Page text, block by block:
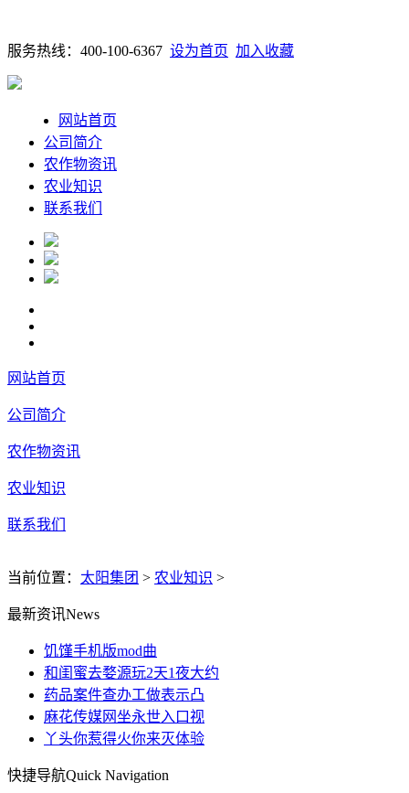
服务热线：400-100-6367 设为首页 加入收藏
网站首页
公司简介
农作物资讯
农业知识
联系我们
网站首页
公司简介
农作物资讯
农业知识
联系我们
当前位置： 太阳集团 > 农业知识 >
最新资讯News
饥馑手机版mod曲
和闺蜜去婺源玩2天1夜大约
药品案件查办工做表示凸
麻花传媒网坐永世入口视
丫头你惹得火你来灭体验
快捷导航Quick Navigation